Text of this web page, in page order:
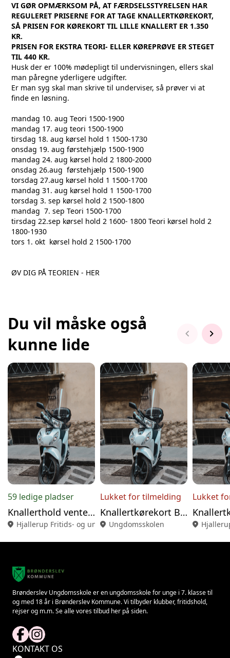
VI GØR OPMÆRKSOM PÅ, AT FÆRDSELSSTYRELSEN HAR
REGULERET PRISERNE FOR AT TAGE KNALLERTKØREKORT,
SÅ PRISEN FOR KØREKORT TIL LILLE KNALLERT ER 1.350
KR.
PRISEN FOR EKSTRA TEORI- ELLER KØREPRØVE ER STEGET
TIL 440 KR.
Husk der er 100% mødepligt til undervisningen, ellers skal
man påregne yderligere udgifter.
Er man syg skal man skrive til underviser, så prøver vi at
finde en løsning.
mandag 10. aug Teori 1500-1900
mandag 17. aug teori 1500-1900
tirsdag 18. aug kørsel hold 1 1500-1730
onsdag 19. aug førstehjælp 1500-1900
mandag 24. aug kørsel hold 2 1800-2000
onsdag 26.aug førstehjælp 1500-1900
torsdag 27.aug kørsel hold 1 1500-1700
mandag 31. aug kørsel hold 1 1500-1700
torsdag 3. sep kørsel hold 2 1500-1800
mandag 7. sep Teori 1500-1700
tirsdag 22.sep kørsel hold 2 1600- 1800 Teori kørsel hold 2
1800-1930
tors 1. okt kørsel hold 2 1500-1700
ØV DIG PÅ TEORIEN - HER
Du vil måske også
kunne lide
chevron_left chevron_right
59 ledige pladser
Knallerthold venteliste Hjallerup
location_on Hjallerup Fritids- og ungdomsklub
Lukket for tilmelding
Knallertkørekort Brønderslev Sommerferiehold
location_on Ungdomsskolen
Lukket
location_on
Brønderslev Ungdomsskole er en ungdomsskole for unge i 7. klasse til
og med 18 år i Brønderslev Kommune. Vi tilbyder klubber, fritidshold,
rejser og m.m. Se alle vores tilbud her på siden.
KONTAKT OS